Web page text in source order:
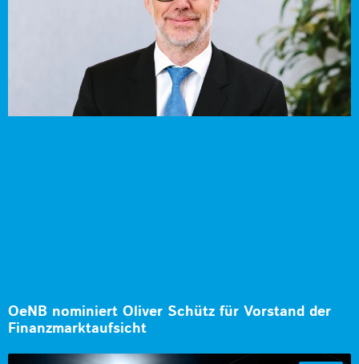
OeNB nominiert Oliver Schütz für Vorstand der
Finanzmarktaufsicht